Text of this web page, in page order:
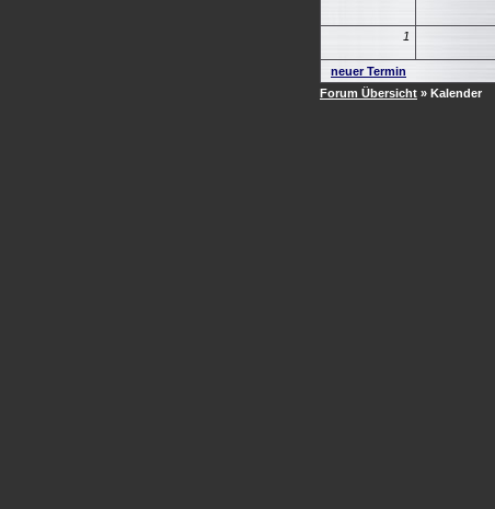
1
neuer Termin
Forum Übersicht » Kalender